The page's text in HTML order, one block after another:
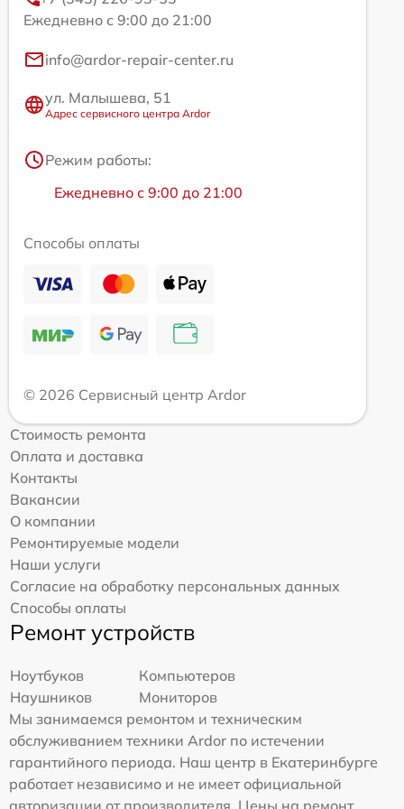
Ежедневно с 9:00 до 21:00
info@ardor-repair-center.ru
ул. Малышева, 51
Адрес сервисного центра Ardor
Режим работы:
Ежедневно с 9:00 до 21:00
Способы оплаты
© 2026 Сервисный центр Ardor
Стоимость ремонта
Оплата и доставка
Контакты
Вакансии
О компании
Ремонтируемые модели
Наши услуги
Согласие на обработку персональных данных
Способы оплаты
Ремонт устройств
Ноутбуков
Компьютеров
Наушников
Мониторов
Мы занимаемся ремонтом и техническим
обслуживанием техники Ardor по истечении
гарантийного периода. Наш центр в Екатеринбурге
работает независимо и не имеет официальной
авторизации от производителя. Цены на ремонт,